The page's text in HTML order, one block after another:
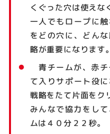
くぐった穴は使えな
一人でもロープに
をどの穴に、どん
略が重要になります。
青チームが、赤チ
て入りサポート役
戦略をたて片面をク
みんなで協力をし
ムは４０分２２秒。